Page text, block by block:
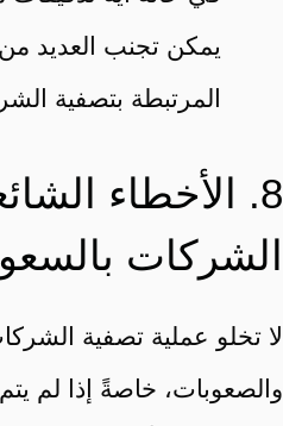
يمكن تجنب العديد
المرتبطة بتصفية
8. الأخطاء
الشركات
لا تخلو عملية تصفية
والصعوبات، خاصةً إذا لم